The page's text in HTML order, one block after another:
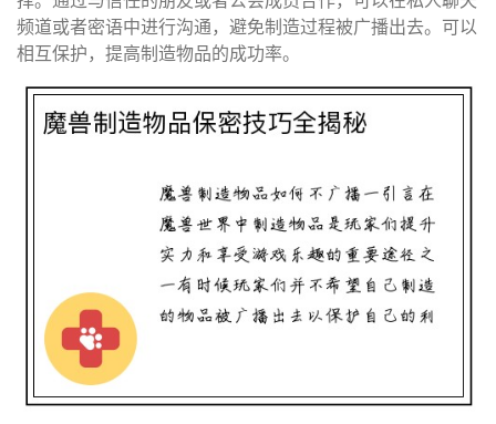
频道或者密语中进行沟通，避免制造过程被广播出去。可以
相互保护，提高制造物品的成功率。